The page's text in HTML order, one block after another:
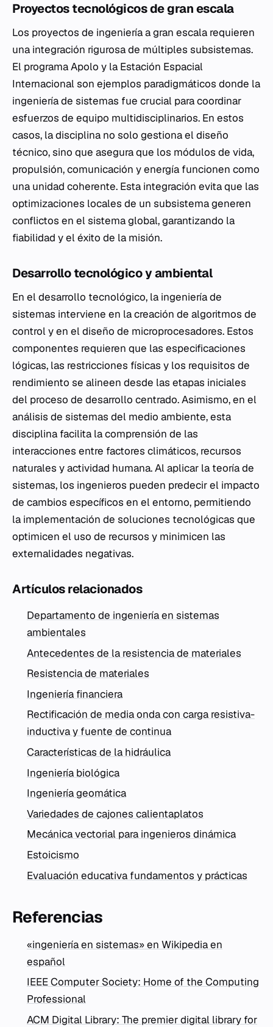
Proyectos tecnológicos de gran escala
Los proyectos de ingeniería a gran escala requieren
una integración rigurosa de múltiples subsistemas.
El programa Apolo y la Estación Espacial
Internacional son ejemplos paradigmáticos donde la
ingeniería de sistemas fue crucial para coordinar
esfuerzos de equipo multidisciplinarios. En estos
casos, la disciplina no solo gestiona el diseño
técnico, sino que asegura que los módulos de vida,
propulsión, comunicación y energía funcionen como
una unidad coherente. Esta integración evita que las
optimizaciones locales de un subsistema generen
conflictos en el sistema global, garantizando la
fiabilidad y el éxito de la misión.
Desarrollo tecnológico y ambiental
En el desarrollo tecnológico, la ingeniería de
sistemas interviene en la creación de algoritmos de
control y en el diseño de microprocesadores. Estos
componentes requieren que las especificaciones
lógicas, las restricciones físicas y los requisitos de
rendimiento se alineen desde las etapas iniciales
del proceso de desarrollo centrado. Asimismo, en el
análisis de sistemas del medio ambiente, esta
disciplina facilita la comprensión de las
interacciones entre factores climáticos, recursos
naturales y actividad humana. Al aplicar la teoría de
sistemas, los ingenieros pueden predecir el impacto
de cambios específicos en el entorno, permitiendo
la implementación de soluciones tecnológicas que
optimicen el uso de recursos y minimicen las
externalidades negativas.
Artículos relacionados
Departamento de ingeniería en sistemas
ambientales
Antecedentes de la resistencia de materiales
Resistencia de materiales
Ingeniería financiera
Rectificación de media onda con carga resistiva-
inductiva y fuente de continua
Características de la hidráulica
Ingeniería biológica
Ingeniería geomática
Variedades de cajones calientaplatos
Mecánica vectorial para ingenieros dinámica
Estoicismo
Evaluación educativa fundamentos y prácticas
Referencias
«ingeniería en sistemas» en Wikipedia en
español
IEEE Computer Society: Home of the Computing
Professional
ACM Digital Library: The premier digital library for